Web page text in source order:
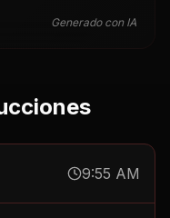
Generado con IA
9:55 AM